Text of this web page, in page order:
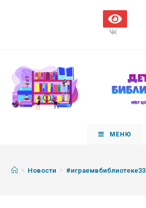
МЕНЮ
> Новости > #играемвбиблиотеке33